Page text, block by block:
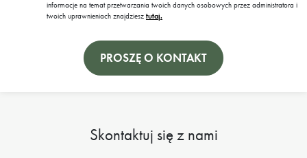
informacje na temat przetwarzania twoich danych osobowych przez administratora i
twoich uprawnieniach znajdziesz tutaj.
Skontaktuj się z nami